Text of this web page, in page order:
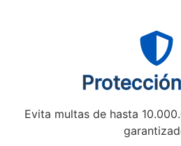
Evita multas de hasta